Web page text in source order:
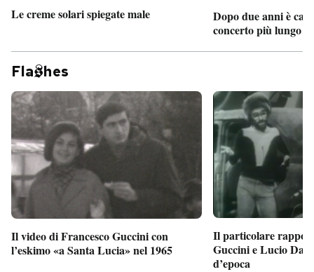
Le creme solari spiegate male
Dopo due anni è
concerto più lungo
Fla hes
Il video di Francesco Guccini con
l’eskimo «a Santa Lucia» nel 1965
Il particolare
Guccini e Lucio
d’epoca